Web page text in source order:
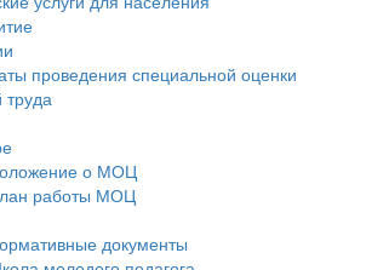
проведения специальной оценки
труда
о МОЦ
работы МОЦ
документы